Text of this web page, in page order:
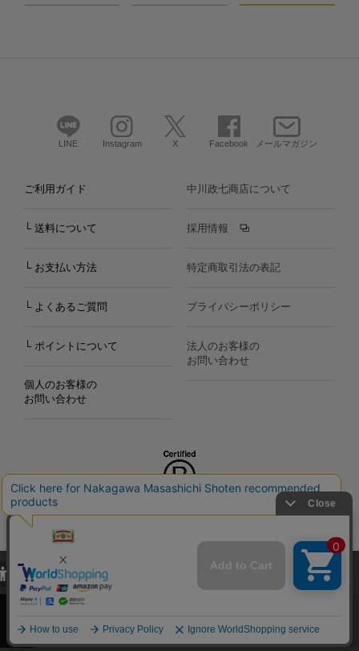
LINE Instagram X Facebook メールマガジン
ご利用ガイド
└ 送料について
└ お支払い方法
└ よくあるご質問
└ ポイントについて
個人のお客様の
お問い合わせ
中川政七商店について
採用情報
特定商取引法の表記
プライバシーポリシー
法人のお客様の
お問い合わせ
Copyright©2000
Nakagawa Masashichi Shoten All Rights Reserved.
当サイトでは、当サイト内における閲覧履歴・属性情報などの取得およ
び利便性向上のためにクッキー（Cookie）を使用いたします。詳細に
関しては「プライバシーポリシー
承諾する